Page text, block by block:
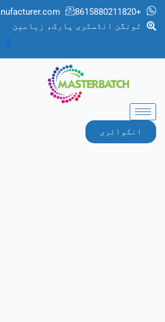
+8615880211820
ٹونگن انڈسٹری پارک، زیامین
انکوائری